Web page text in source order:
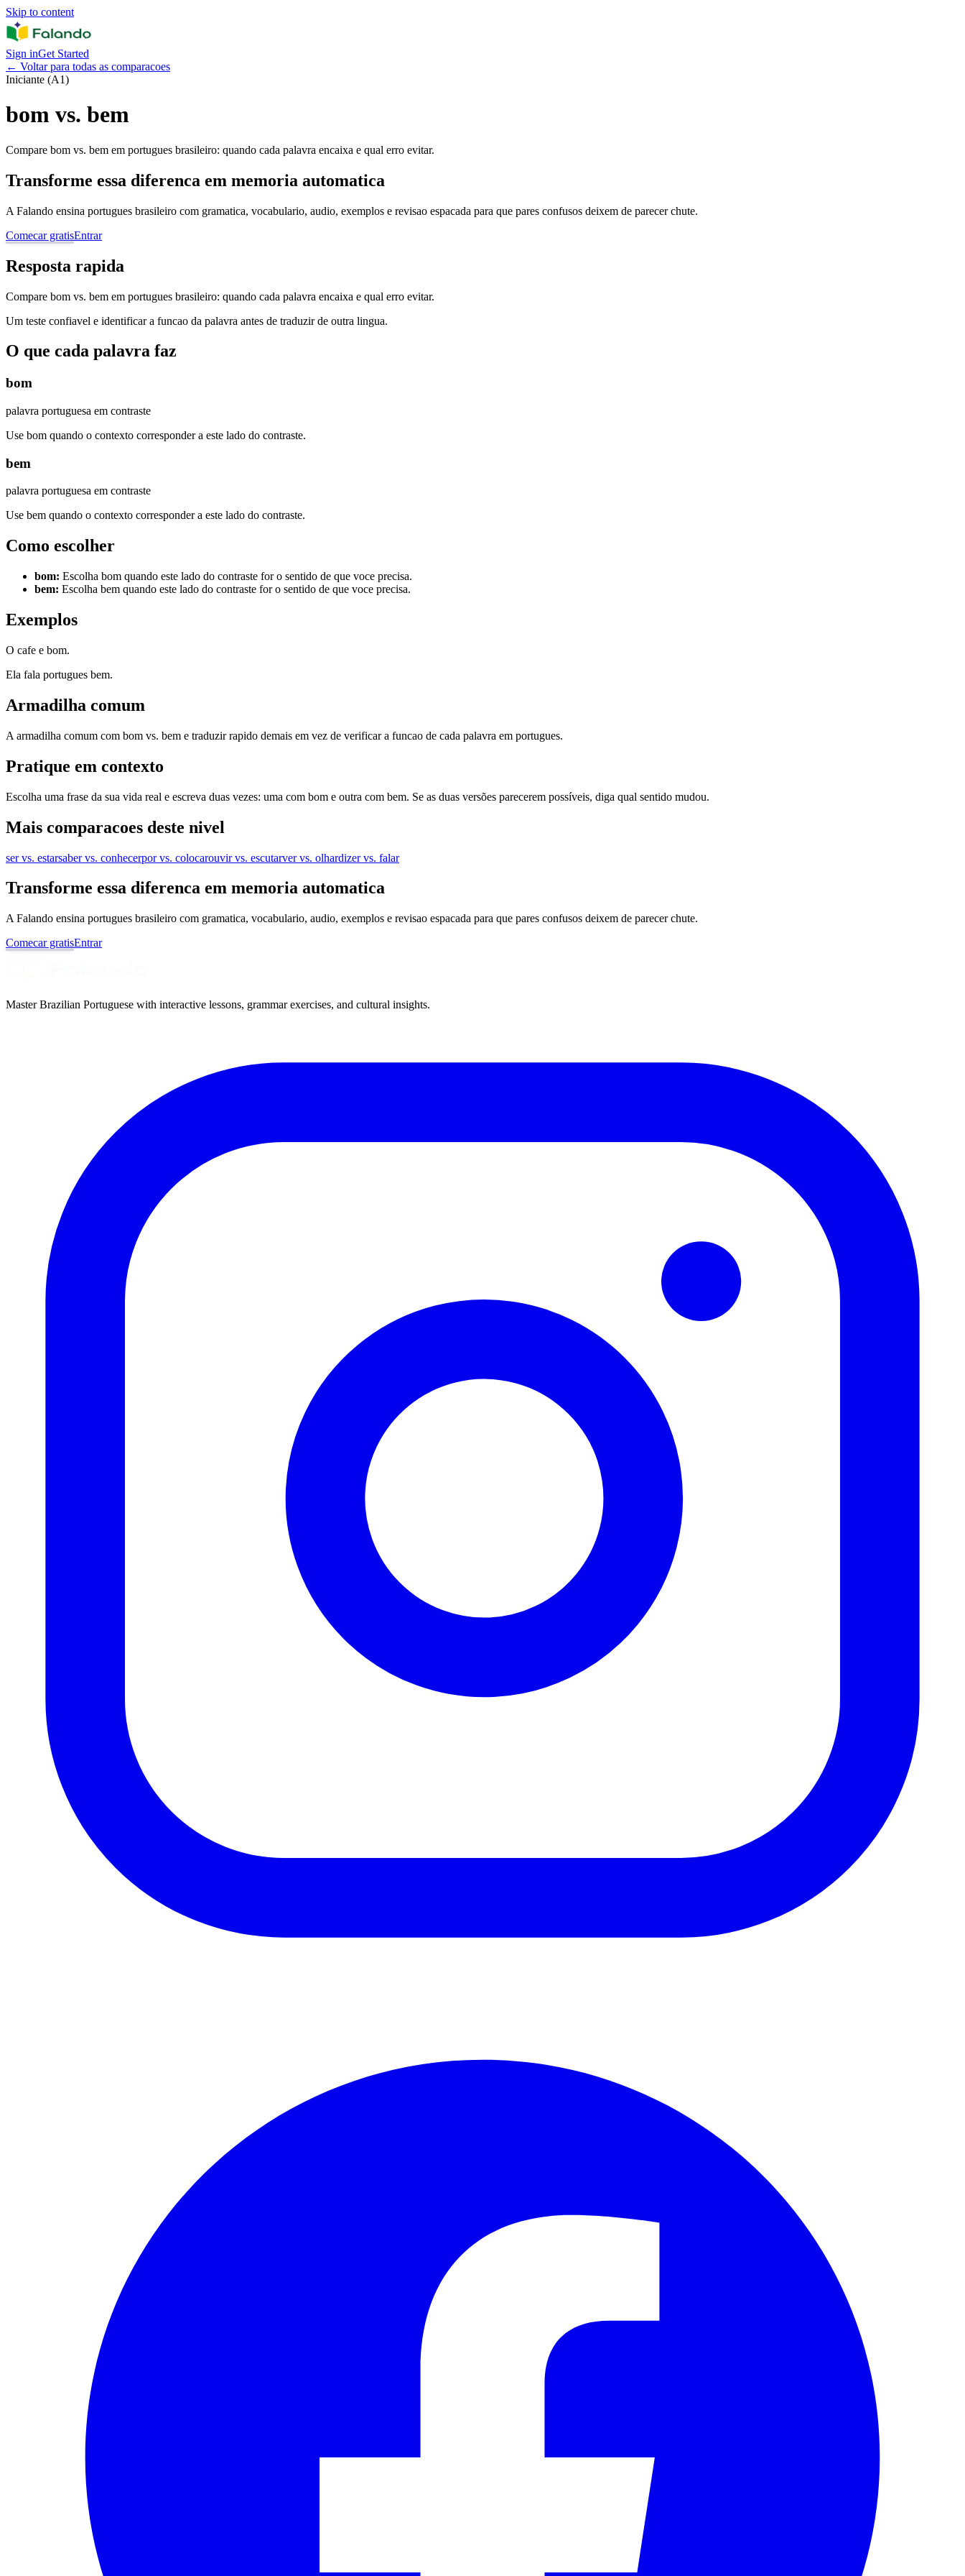
Skip to content
Sign inGet Started
← Voltar para todas as comparacoes
Iniciante (A1)
bom vs. bem
Compare bom vs. bem em portugues brasileiro: quando cada palavra encaixa e qual erro evitar.
Transforme essa diferenca em memoria automatica
A Falando ensina portugues brasileiro com gramatica, vocabulario, audio, exemplos e revisao espacada para que pares confusos deixem de parecer chute.
Comecar gratisEntrar
Resposta rapida
Compare bom vs. bem em portugues brasileiro: quando cada palavra encaixa e qual erro evitar.
Um teste confiavel e identificar a funcao da palavra antes de traduzir de outra lingua.
O que cada palavra faz
bom
palavra portuguesa em contraste
Use bom quando o contexto corresponder a este lado do contraste.
bem
palavra portuguesa em contraste
Use bem quando o contexto corresponder a este lado do contraste.
Como escolher
bom: Escolha bom quando este lado do contraste for o sentido de que voce precisa.
bem: Escolha bem quando este lado do contraste for o sentido de que voce precisa.
Exemplos
O cafe e bom.
Ela fala portugues bem.
Armadilha comum
A armadilha comum com bom vs. bem e traduzir rapido demais em vez de verificar a funcao de cada palavra em portugues.
Pratique em contexto
Escolha uma frase da sua vida real e escreva duas vezes: uma com bom e outra com bem. Se as duas versões parecerem possíveis, diga qual sentido mudou.
Mais comparacoes deste nivel
ser vs. estarsaber vs. conhecerpor vs. colocarouvir vs. escutarver vs. olhardizer vs. falar
Transforme essa diferenca em memoria automatica
A Falando ensina portugues brasileiro com gramatica, vocabulario, audio, exemplos e revisao espacada para que pares confusos deixem de parecer chute.
Comecar gratisEntrar
Master Brazilian Portuguese with interactive lessons, grammar exercises, and cultural insights.